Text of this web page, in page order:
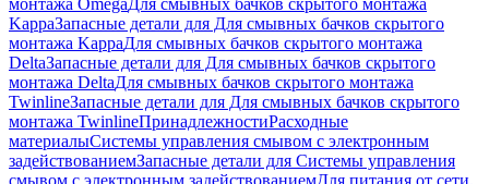
монтажа OmegaДля смывных бачков скрытого монтажа
KappaЗапасные детали для Для смывных бачков скрытого
монтажа KappaДля смывных бачков скрытого монтажа
DeltaЗапасные детали для Для смывных бачков скрытого
монтажа DeltaДля смывных бачков скрытого монтажа
TwinlineЗапасные детали для Для смывных бачков скрытого
монтажа TwinlineПринадлежностиРасходные
материалыСистемы управления смывом с электронным
задействованиемЗапасные детали для Системы управления
смывом с электронным задействованиемДля питания от сети,